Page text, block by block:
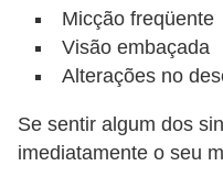
Micção freqüente
Visão embaçada
Alterações no
Se sentir algum dos
imediatamente o seu